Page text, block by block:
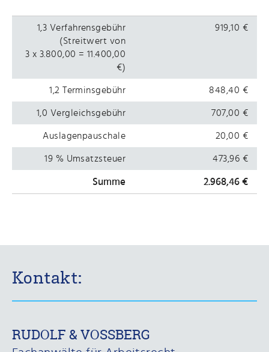
1,3 Verfahrensgebühr
(Streitwert von
3 x 3.800,00 = 11.400,00
€)
919,10 €
1,2 Terminsgebühr 848,40 €
1,0 Vergleichsgebühr 707,00 €
Auslagenpauschale 20,00 €
19 % Umsatzsteuer 473,96 €
Summe 2.968,46 €
Kontakt:
RUDOLF & VOSSBERG